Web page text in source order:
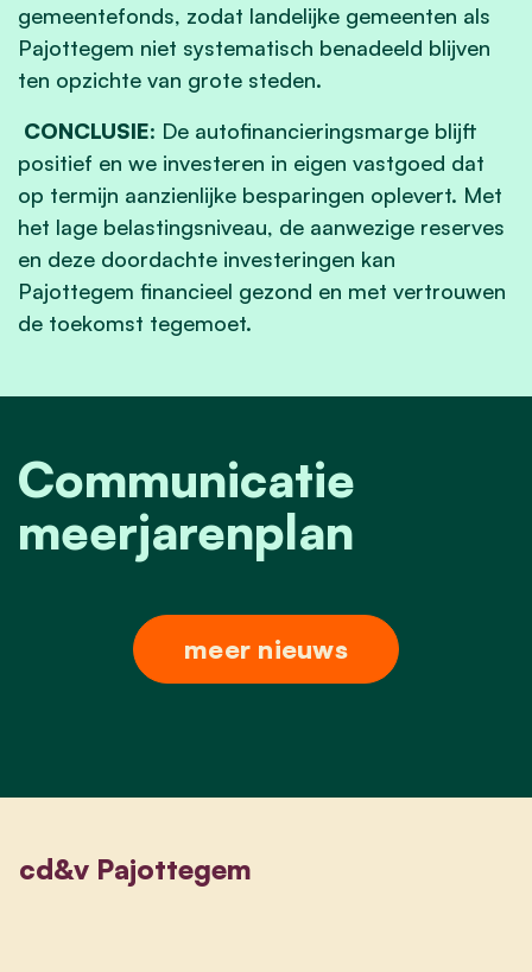
gemeentefonds, zodat landelijke gemeenten als
Pajottegem niet systematisch benadeeld blijven
ten opzichte van grote steden.
CONCLUSIE: De autofinancieringsmarge blijft
positief en we investeren in eigen vastgoed dat
op termijn aanzienlijke besparingen oplevert. Met
het lage belastingsniveau, de aanwezige reserves
en deze doordachte investeringen kan
Pajottegem financieel gezond en met vertrouwen
de toekomst tegemoet.
Communicatie
meerjarenplan
meer nieuws
cd&v Pajottegem